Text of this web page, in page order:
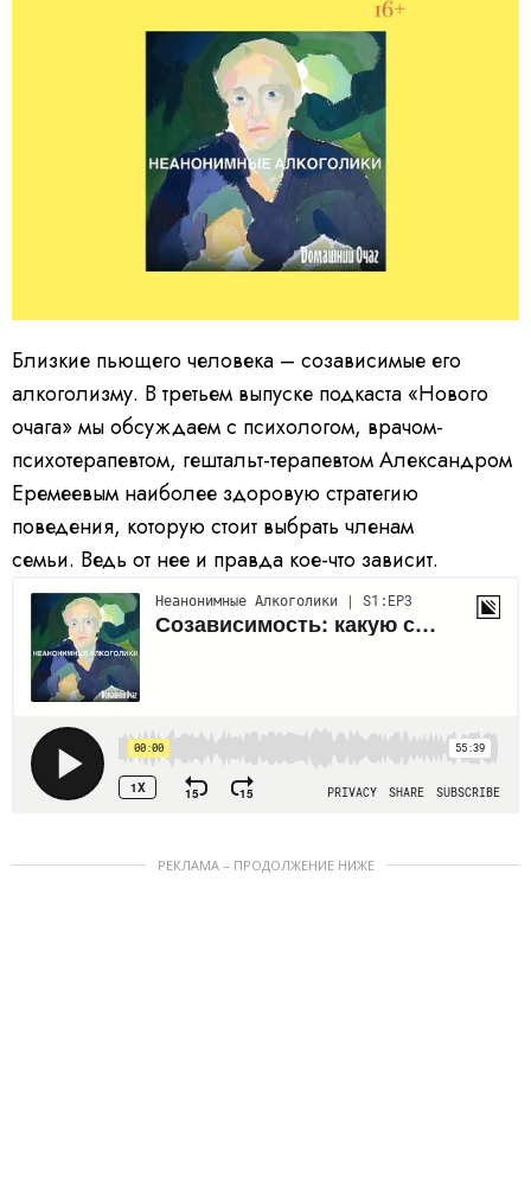
Близкие пьющего человека – созависимые его
алкоголизму. В третьем выпуске подкаста «Нового
очага» мы обсуждаем с психологом, врачом-
психотерапевтом, гештальт-терапевтом Александром
Еремеевым наиболее здоровую стратегию
поведения, которую стоит выбрать членам
семьи. Ведь от нее и правда кое-что зависит.
РЕКЛАМА – ПРОДОЛЖЕНИЕ НИЖЕ